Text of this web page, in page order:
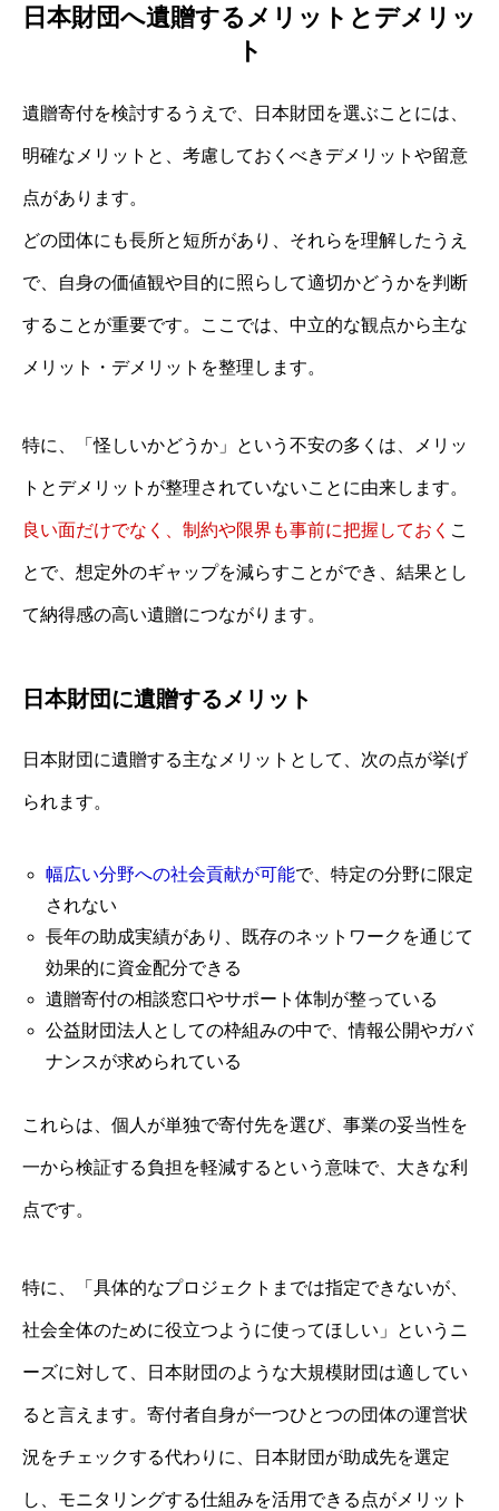
日本財団へ遺贈するメリットとデメリッ
ト
遺贈寄付を検討するうえで、日本財団を選ぶことには、
明確なメリットと、考慮しておくべきデメリットや留意
点があります。
どの団体にも長所と短所があり、それらを理解したうえ
で、自身の価値観や目的に照らして適切かどうかを判断
することが重要です。ここでは、中立的な観点から主な
メリット・デメリットを整理します。
特に、「怪しいかどうか」という不安の多くは、メリッ
トとデメリットが整理されていないことに由来します。
良い面だけでなく、制約や限界も事前に把握しておく こ
とで、想定外のギャップを減らすことができ、結果とし
て納得感の高い遺贈につながります。
日本財団に遺贈するメリット
日本財団に遺贈する主なメリットとして、次の点が挙げ
られます。
幅広い分野への社会貢献が可能で、特定の分野に限定
されない
長年の助成実績があり、既存のネットワークを通じて
効果的に資金配分できる
遺贈寄付の相談窓口やサポート体制が整っている
公益財団法人としての枠組みの中で、情報公開やガバ
ナンスが求められている
これらは、個人が単独で寄付先を選び、事業の妥当性を
一から検証する負担を軽減するという意味で、大きな利
点です。
特に、「具体的なプロジェクトまでは指定できないが、
社会全体のために役立つように使ってほしい」というニ
ーズに対して、日本財団のような大規模財団は適してい
ると言えます。寄付者自身が一つひとつの団体の運営状
況をチェックする代わりに、日本財団が助成先を選定
し、モニタリングする仕組みを活用できる点がメリット